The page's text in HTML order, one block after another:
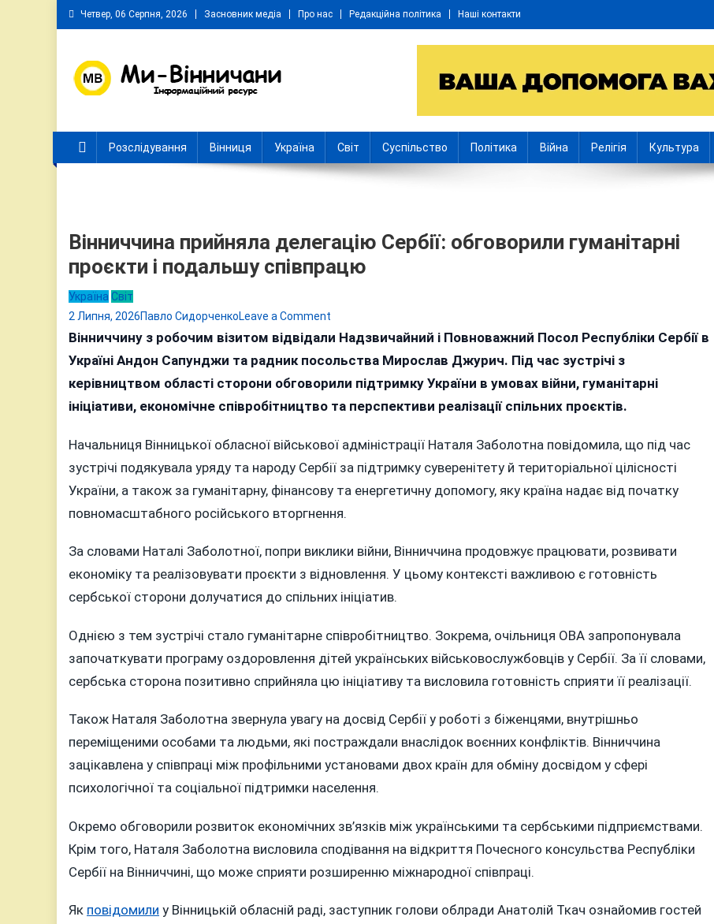
Skip
to
Четвер, 06 Серпня, 2026 Засновник медіа Про нас Редакційна політика Наші контакти
Розслідування Вінниця Україна Світ Суспільство Політика Війна Релігія Культура
Вінниччина прийняла делегацію Сербії: обговорили гуманітарні
проєкти і подальшу співпрацю
Україна Світ
2 Липня, 2026Павло СидорченкоLeave a Comment
Вінниччина
обговорили
проєкти
і
подальшу
співпрацю
Вінниччину з робочим візитом відвідали Надзвичайний і Повноважний Посол Республіки Сербії в
Україні Андон Сапунджи та радник посольства Мирослав Джурич. Під час зустрічі з
керівництвом області сторони обговорили підтримку України в умовах війни, гуманітарні
ініціативи, економічне співробітництво та перспективи реалізації спільних проєктів.
Начальниця Вінницької обласної військової адміністрації Наталя Заболотна повідомила, що під час
зустрічі подякувала уряду та народу Сербії за підтримку суверенітету й територіальної цілісності
України, а також за гуманітарну, фінансову та енергетичну допомогу, яку країна надає від початку
повномасштабного російського вторгнення.
За словами Наталі Заболотної, попри виклики війни, Вінниччина продовжує працювати, розвивати
економіку та реалізовувати проєкти з відновлення. У цьому контексті важливою є готовність
сербської сторони долучатися до спільних ініціатив.
Однією з тем зустрічі стало гуманітарне співробітництво. Зокрема, очільниця ОВА запропонувала
започаткувати програму оздоровлення дітей українських військовослужбовців у Сербії. За її словами,
сербська сторона позитивно сприйняла цю ініціативу та висловила готовність сприяти її реалізації.
Також Наталя Заболотна звернула увагу на досвід Сербії у роботі з біженцями, внутрішньо
переміщеними особами та людьми, які постраждали внаслідок воєнних конфліктів. Вінниччина
зацікавлена у співпраці між профільними установами двох країн для обміну досвідом у сфері
психологічної та соціальної підтримки населення.
Окремо обговорили розвиток економічних зв’язків між українськими та сербськими підприємствами.
Крім того, Наталя Заболотна висловила сподівання на відкриття Почесного консульства Республіки
Сербії на Вінниччині, що може сприяти розширенню міжнародної співпраці.
Як повідомили у Вінницькій обласній раді, заступник голови облради Анатолій Ткач ознайомив гостей